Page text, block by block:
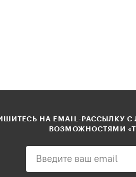
НА EMAIL-РАССЫЛКУ
ВОЗМОЖНОСТЯМИ